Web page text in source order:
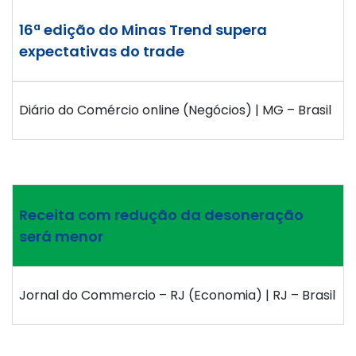
16ª edição do Minas Trend supera
expectativas do trade
Diário do Comércio online (Negócios) | MG – Brasil
Receita com redução da desoneração
será menor
Jornal do Commercio – RJ (Economia) | RJ – Brasil